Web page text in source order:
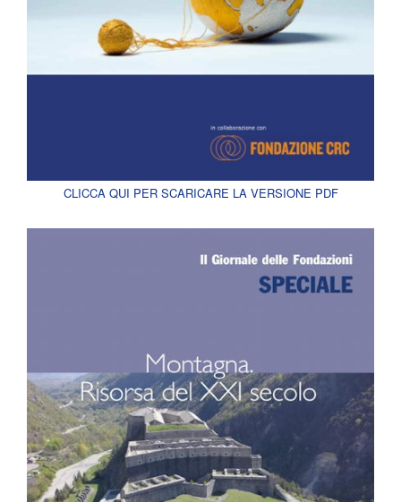
CLICCA QUI PER SCARICARE LA VERSIONE PDF